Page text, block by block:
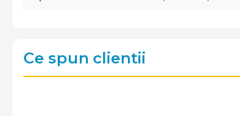
Ce spun clientii